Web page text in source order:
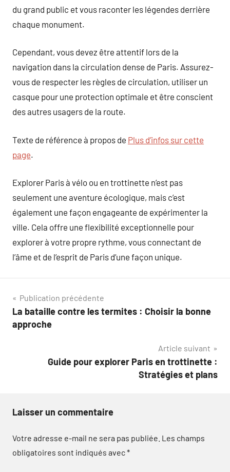
du grand public et vous raconter les légendes derrière
chaque monument.
Cependant, vous devez être attentif lors de la
navigation dans la circulation dense de Paris. Assurez-
vous de respecter les règles de circulation, utiliser un
casque pour une protection optimale et être conscient
des autres usagers de la route.
Texte de référence à propos de Plus d’infos sur cette
page.
Explorer Paris à vélo ou en trottinette n’est pas
seulement une aventure écologique, mais c’est
également une façon engageante de expérimenter la
ville. Cela offre une flexibilité exceptionnelle pour
explorer à votre propre rythme, vous connectant de
l’âme et de l’esprit de Paris d’une façon unique.
Navigation
de
Publication précédente
La bataille contre les termites : Choisir la bonne
approche
Article suivant
Guide pour explorer Paris en trottinette :
Stratégies et plans
Laisser un commentaire
Votre adresse e-mail ne sera pas publiée. Les champs
obligatoires sont indiqués avec*